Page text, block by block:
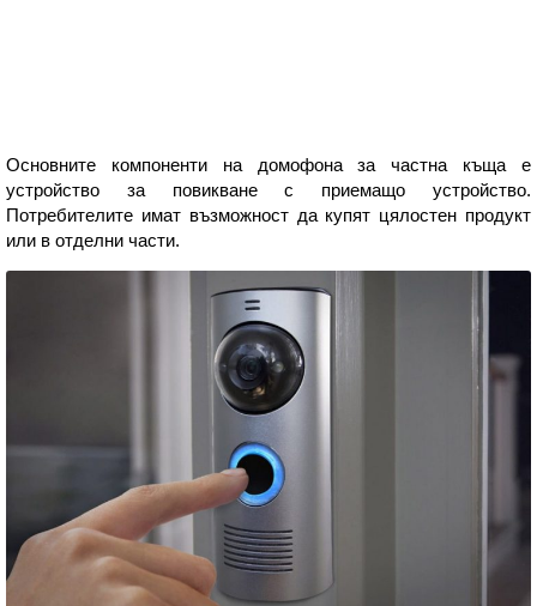
Основните компоненти на домофона за частна къща е
устройство за повикване с приемащо устройство.
Потребителите имат възможност да купят цялостен продукт
или в отделни части.